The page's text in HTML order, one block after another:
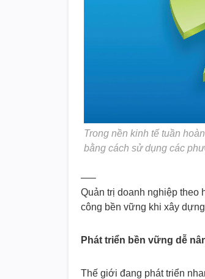
Trong nền kinh tế tuần
bằng cách sử dụng các
—–
Quản trị doanh nghiệp theo
công bền vững khi xây
Phát triển bền vững dễ
Thế giới đang phát triển